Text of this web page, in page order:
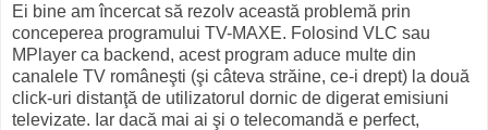
Ei bine am încercat să rezolv această problemă prin
conceperea programului TV-MAXE. Folosind VLC sau
MPlayer ca backend, acest program aduce multe din
canalele TV româneşti (şi câteva străine, ce-i drept) la două
click-uri distanţă de utilizatorul dornic de digerat emisiuni
televizate. Iar dacă mai ai şi o telecomandă e perfect,